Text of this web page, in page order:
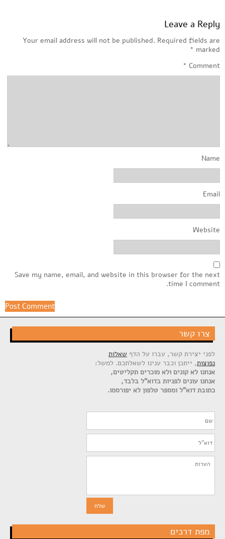
Leave a Reply
Your email address will not be published. Required fields are
marked
*
Comment
*
Name
Email
Website
Save my name, email, and website in this browser for the next
time I comment.
צרו קשר
לפני יצירת קשר, עברו על הדף שאלות
נפוצות, ייתכן וכבר ענינו לשאלתכם. למשל:
אנחנו לא קונים ולא מוכרים תקליטים,
אנחנו עונים לפניות בדוא"ל בלבד,
כתובת דוא"ל ומספר טלפון לא יפורסמו.
מפת דרכים